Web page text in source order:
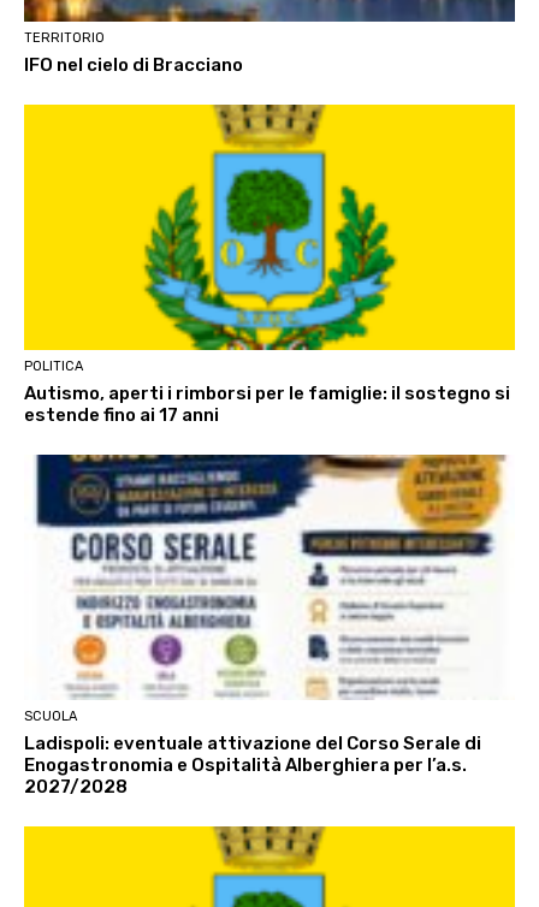
TERRITORIO
IFO nel cielo di Bracciano
POLITICA
Autismo, aperti i rimborsi per le famiglie: il sostegno si
estende fino ai 17 anni
SCUOLA
Ladispoli: eventuale attivazione del Corso Serale di
Enogastronomia e Ospitalità Alberghiera per l’a.s.
2027/2028